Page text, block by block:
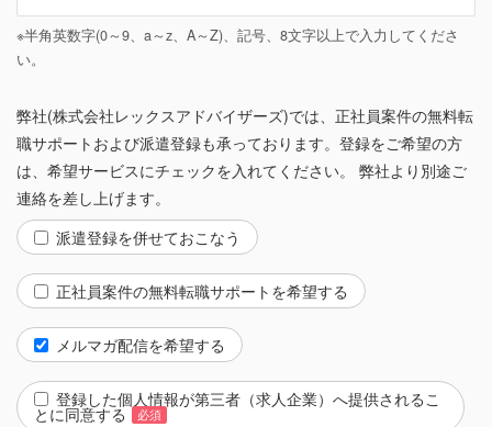
※半角英数字(0～9、a～z、A～Z)、記号、8文字以上で入力してくださ
い。
弊社(株式会社レックスアドバイザーズ)では、正社員案件の無料転
職サポートおよび派遣登録も承っております。登録をご希望の方
は、希望サービスにチェックを入れてください。 弊社より別途ご
連絡を差し上げます。
派遣登録を併せておこなう
正社員案件の無料転職サポートを希望する
メルマガ配信を希望する
登録した個人情報が第三者（求人企業）へ提供されるこ
とに同意する 必須